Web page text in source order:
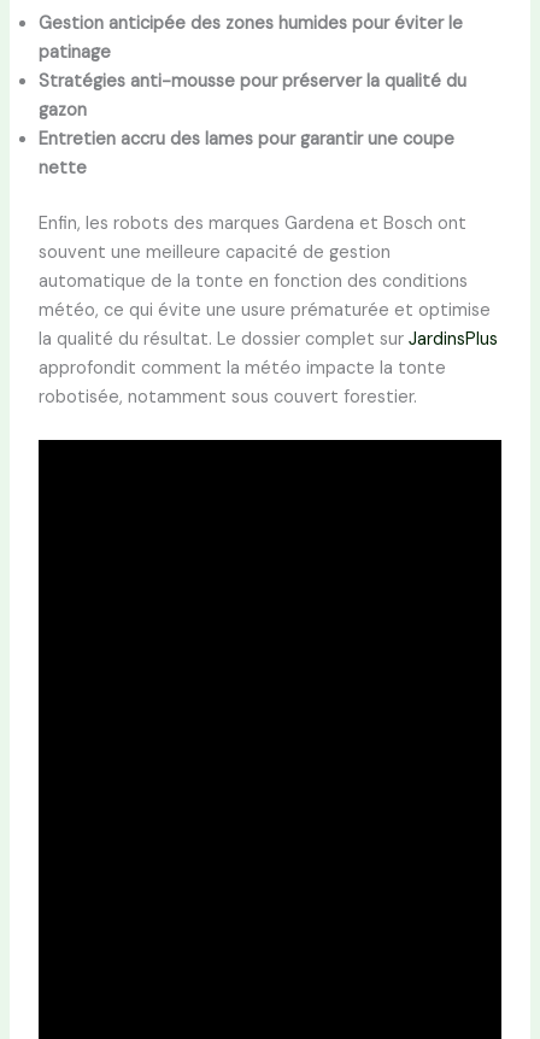
Gestion anticipée des zones humides pour éviter le
patinage
Stratégies anti-mousse pour préserver la qualité du
gazon
Entretien accru des lames pour garantir une coupe
nette
Enfin, les robots des marques Gardena et Bosch ont
souvent une meilleure capacité de gestion
automatique de la tonte en fonction des conditions
météo, ce qui évite une usure prématurée et optimise
la qualité du résultat. Le dossier complet sur JardinsPlus
approfondit comment la météo impacte la tonte
robotisée, notamment sous couvert forestier.